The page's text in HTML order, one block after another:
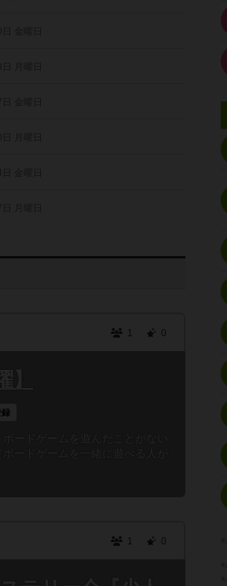
1 0
録
1 0